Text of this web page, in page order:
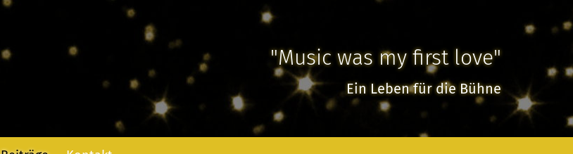
"Music was my first love"
Ein Leben für die Bühne